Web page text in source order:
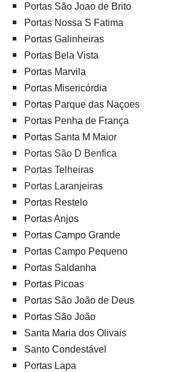
Portas São Joao de Brito
Portas Nossa S Fatima
Portas Galinheiras
Portas Bela Vista
Portas Marvila
Portas Misericórdia
Portas Parque das Naçoes
Portas Penha de França
Portas Santa M Maior
Portas São D Benfica
Portas Telheiras
Portas Laranjeiras
Portas Restelo
Portas Anjos
Portas Campo Grande
Portas Campo Pequeno
Portas Saldanha
Portas Picoas
Portas São João de Deus
Portas São João
Santa Maria dos Olivais
Santo Condestável
Portas Lapa